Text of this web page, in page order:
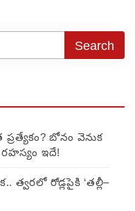
బోనం వెనుక
రహస్యం ఇదే!
త్వరలో రోడ్లపైకి ‘తల్లీ–